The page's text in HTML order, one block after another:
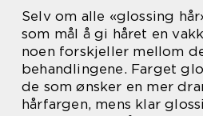
Selv om alle «glossing
som mål å gi håret en
noen forskjeller mellom
behandlingene. Farget
de som ønsker en mer
hårfargen, mens klar